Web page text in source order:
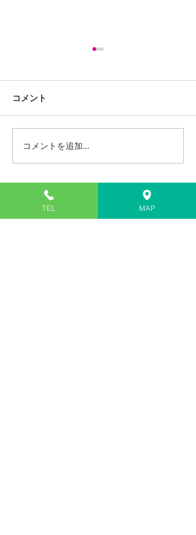
iPhone13ProMaxスピー
カー交換修理
コメント
コメントを追加…
〒811-2207
TEL MAP